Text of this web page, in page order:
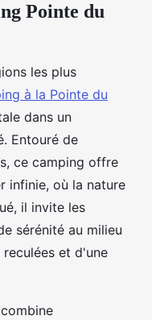
Pointe du
les plus
à la Pointe du
dans un
Entouré de
ce camping offre
infinie, où la nature
il invite les
sérénité au milieu
et d'une